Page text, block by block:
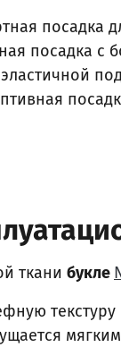
посадка
посадка с
ткани букле